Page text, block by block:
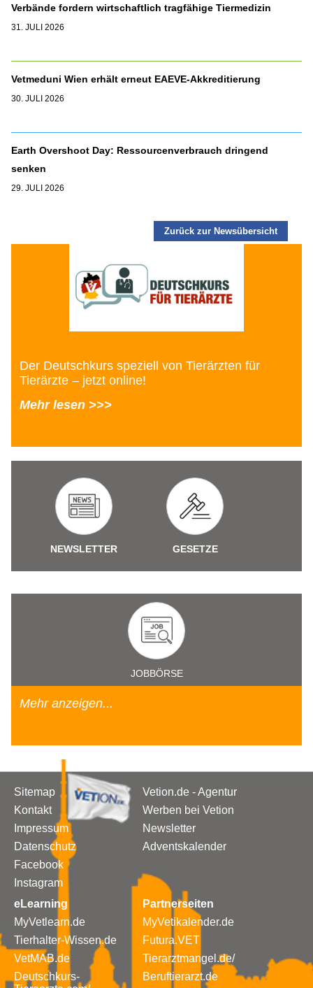
Verbände fordern wirtschaftlich tragfähige Tiermedizin
31. JULI 2026
Vetmeduni Wien erhält erneut EAEVE-Akkreditierung
30. JULI 2026
Earth Overshoot Day: Ressourcenverbrauch dringend
senken
29. JULI 2026
Zurück zur Newsübersicht
Der Deutschkurs speziell von Tierärzten für
Tierärzte – jetzt online!
Mehr lesen >>>
NEWSLETTER GESETZE
JOBBÖRSE
Mehr anzeigen...
Sitemap
Kontakt
Impressum
Datenschutz
Facebook
Instagram
Vetion.de - Agentur
Werben bei Vetion
Newsletter
Adventskalender
eLearning
MyVetlearn.de
Tierhalter-Wissen.de
VetMAB.de
Deutschkurs-
Partnerseiten
MyVetikalender.de
Futura.VET
Tierarztmangel.de/
Beruftierarzt.de